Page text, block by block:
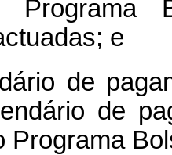
Programa
e
de
de
Programa